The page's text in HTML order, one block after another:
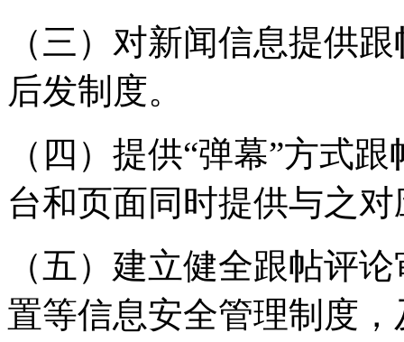
（三）对新闻信息提供
后发制度。
（四）提供“弹幕”方式
台和页面同时提供与之
（五）建立健全跟帖评
置等信息安全管理制度